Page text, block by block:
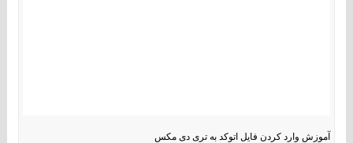
آموزش وارد کردن فایل اتوکد به تری دی مکس